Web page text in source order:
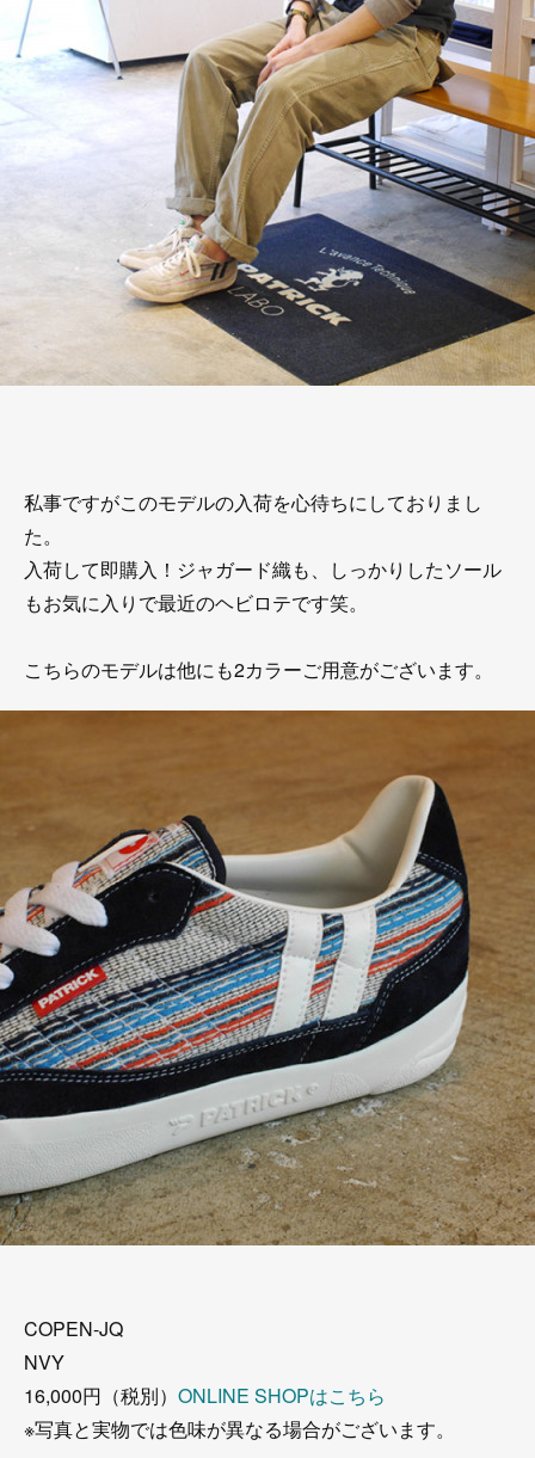
私事ですがこのモデルの入荷を心待ちにしておりまし
た。
入荷して即購入！ジャガード織も、しっかりしたソール
もお気に入りで最近のヘビロテです笑。
こちらのモデルは他にも2カラーご用意がございます。
COPEN-JQ
NVY
16,000円（税別） ONLINE SHOPはこちら
※写真と実物では色味が異なる場合がございます。